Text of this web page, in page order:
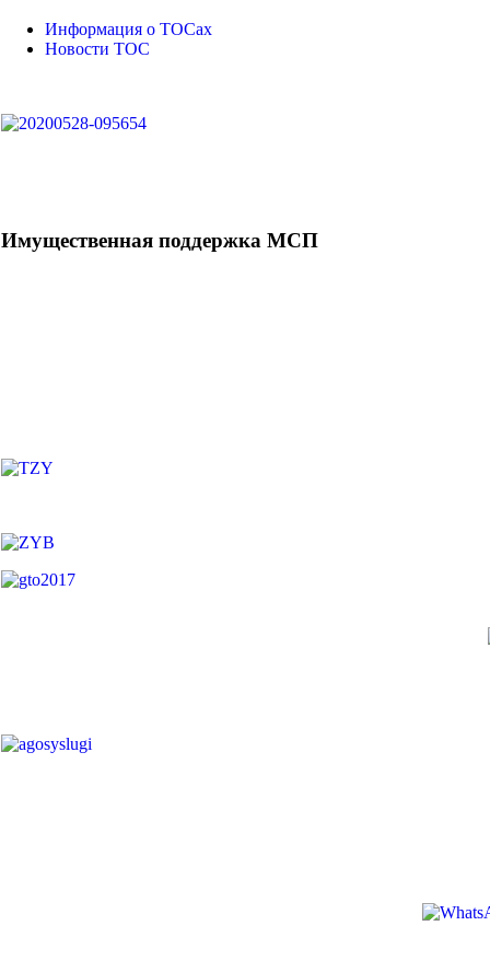
Информация о ТОСах
Новости ТОС
Имущественная поддержка МСП